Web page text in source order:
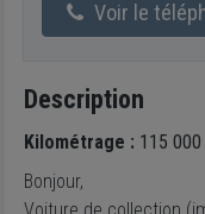
Voir le
Description
Kilométrage : 115 000
Bonjour,